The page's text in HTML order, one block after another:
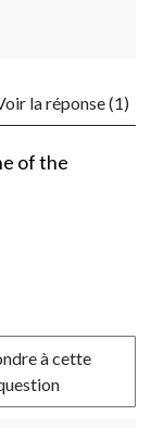
la réponse (1)
of the
à cette